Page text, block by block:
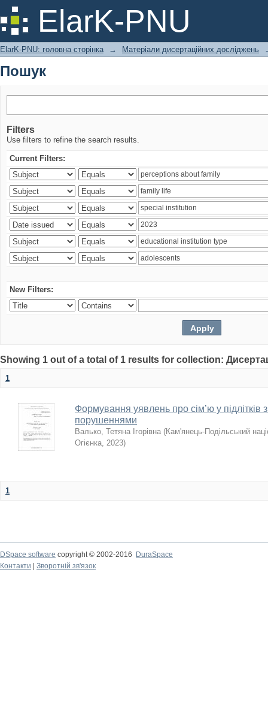
ElarK-PNU
Пошук
ElarK-PNU: головна сторінка → Матеріали дисертаційних досліджень
Пошук
Filters
Use filters to refine the search results.
Current Filters:
New Filters:
Showing 1 out of a total of 1 results for collection:
1
Формування уявлень про сім’ю у підлітків
порушеннями
Валько, Тетяна Ігорівна (Кам'янець-Подільський
Огієнка, 2023)
1
DSpace software copyright © 2002-2016
DuraSpace
Контакти
Зворотній зв'язок